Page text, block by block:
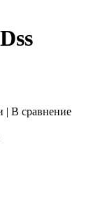
| В сравнение